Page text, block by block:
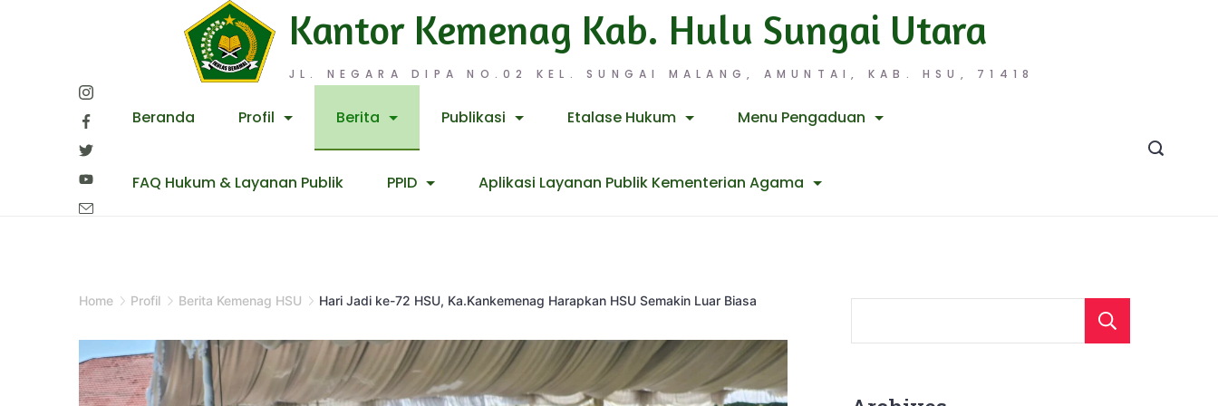
JL. NEGARA DIPA NO.02 KEL. SUNGAI MALANG, AMUNTAI, KAB. HSU, 71418
Kantor Kemenag Kab. Hulu Sungai Utara
Beranda Profil Berita Publikasi Etalase Hukum Menu Pengaduan
FAQ Hukum & Layanan Publik PPID Aplikasi Layanan Publik Kementerian Agama
Home Profil Berita Kemenag HSU Hari Jadi ke-72 HSU, Ka.Kankemenag Harapkan HSU Semakin Luar Biasa